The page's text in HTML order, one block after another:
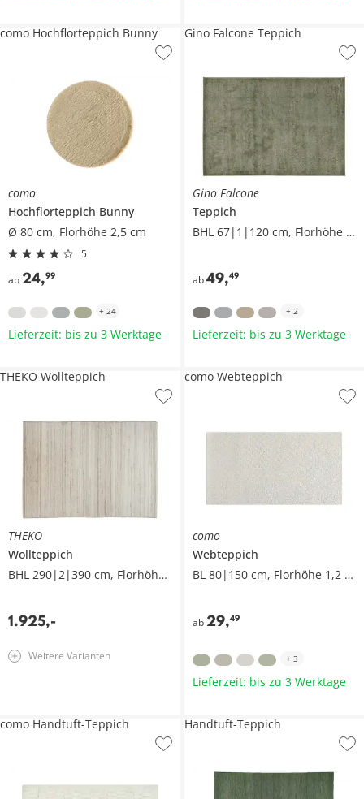
como
Hochflorteppich Bunny
Ø 80 cm, Florhöhe 2,5 cm
5
ab 24,99
como Hochflorteppich Bunny
+ 24
Lieferzeit: bis zu 3 Werktage
Gino Falcone
Teppich
BHL 67|1|120 cm, Florhöhe 0,8 cm
ab49,49
Gino Falcone Teppich
+ 2
Lieferzeit: bis zu 3 Werktage
THEKO
Wollteppich
BHL 290|2|390 cm, Florhöhe 1,6 cm
1.925,-
THEKO Wollteppich
Weitere Varianten
como
Webteppich
BL 80|150 cm, Florhöhe 1,2 cm
ab 29,49
como Webteppich
+ 3
Lieferzeit: bis zu 3 Werktage
como Handtuft-Teppich Handtuft-Teppich